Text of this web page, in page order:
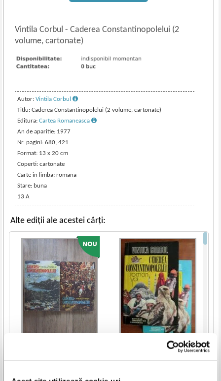
Vintila Corbul- Caderea Constantinopolelui (2
volume, cartonate)
Autor:Vintila Corbul
Titlu: Caderea Constantinopolelui (2 volume, cartonate)
Editura:Cartea Romaneasca
An de aparitie: 1977
Nr. pagini: 680, 421
Format: 13 x 20 cm
Coperti: cartonate
Carte in limba: romana
Stare: buna
13 A
Alte ediții ale acestei cărți:
IN STOC
Adaugă în coș
Vintila Corbul - Caderea
Constantinopolelui (2 volume)
IN STOC